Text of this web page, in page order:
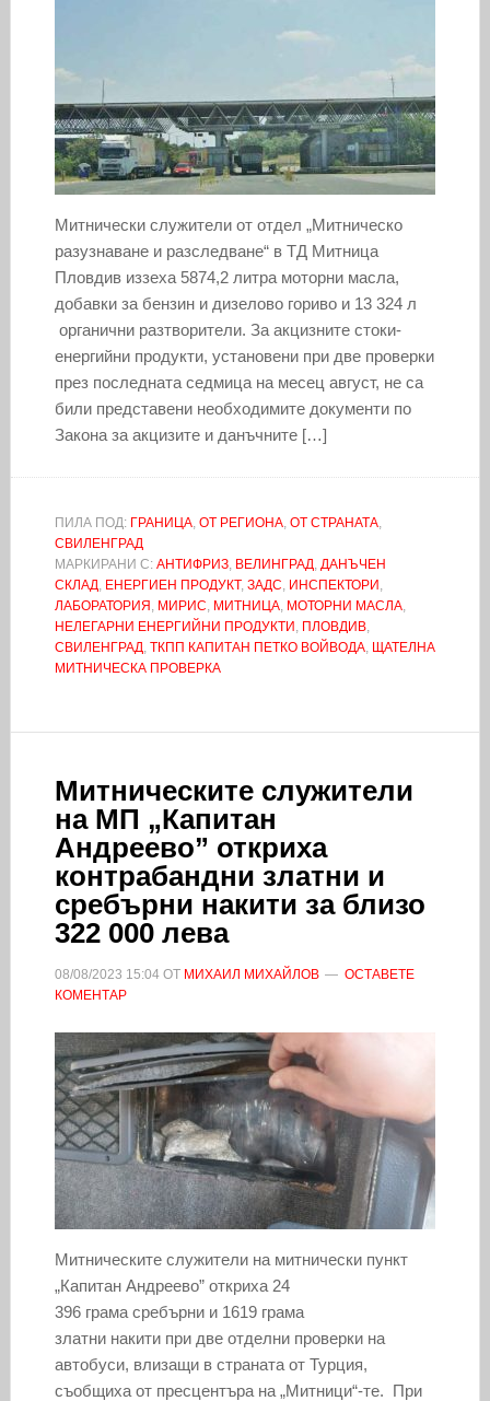
Митнически служители от отдел „Митническо
разузнаване и разследване“ в ТД Митница
Пловдив иззеха 5874,2 литра моторни масла,
добавки за бензин и дизелово гориво и 13 324 л
органични разтворители. За акцизните стоки-
енергийни продукти, установени при две проверки
през последната седмица на месец август, не са
били представени необходимите документи по
Закона за акцизите и данъчните […]
ПИЛА ПОД: ГРАНИЦА, ОТ РЕГИОНА, ОТ СТРАНАТА,
СВИЛЕНГРАД
МАРКИРАНИ С: АНТИФРИЗ, ВЕЛИНГРАД, ДАНЪЧЕН
СКЛАД, ЕНЕРГИЕН ПРОДУКТ, ЗАДС, ИНСПЕКТОРИ ,
ЛАБОРАТОРИЯ , МИРИС, МИТНИЦА, МОТОРНИ МАСЛА,
НЕЛЕГАРНИ ЕНЕРГИЙНИ ПРОДУКТИ , ПЛОВДИВ,
СВИЛЕНГРАД, ТКПП КАПИТАН ПЕТКО ВОЙВОДА, ЩАТЕЛНА
МИТНИЧЕСКА ПРОВЕРКА
Митническите служители
на МП „Капитан
Андреево” откриха
контрабандни златни и
сребърни накити за близо
322 000 лева
08/08/2023 15:04ОТ МИХАИЛ МИХАЙЛОВ
ОСТАВЕТЕ
КОМЕНТАР
Митническите служители на митнически пункт
„Капитан Андреево” откриха 24
396 грама сребърни и 1619 грама
златни накити при две отделни проверки на
автобуси, влизащи в страната от Турция,
съобщиха от пресцентъра на „Митници“-те. При